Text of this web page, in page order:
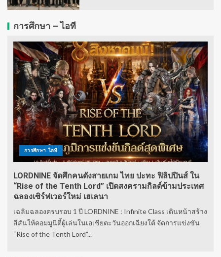
การศึกษา – ไอที
การศึกษา-ไอที
LORDNINE จัดศึกคนดังสายเกม ไทย ปะทะ ฟิลิปปินส์ ใน
“Rise of the Tenth Lord” เปิดสงครามกิลด์ข้ามประเทศ
ฉลองเซิร์ฟเวอร์ใหม่ เฮเลนา
เฉลิมฉลองครบรอบ 1 ปี LORDNINE : Infinite Class เดินหน้าสร้าง
สีสันให้คอมมูนิตี้ผู้เล่นในเอเชียตะวันออกเฉียงใต้ จัดการแข่งขัน
“Rise of the Tenth Lord”...